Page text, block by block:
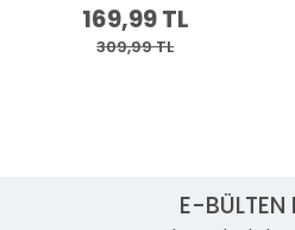
169,99 TL
309,99 TL
E-BÜLTEN